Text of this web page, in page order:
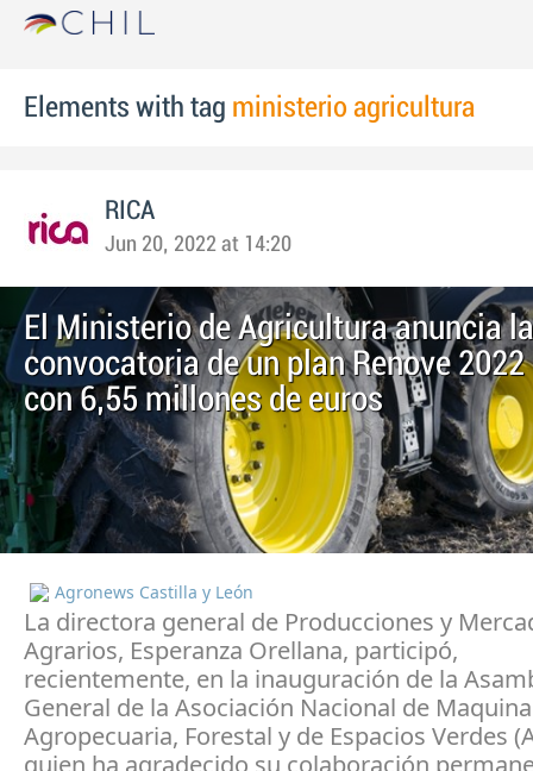
Elements with tag ministerio agricultura
RICA
Jun 20, 2022 at 14:20
El Ministerio de Agricultura anuncia la
convocatoria de un plan Renove
con 6,55 millones de euros
Agronews Castilla y León
La directora general de Producciones y
Agrarios, Esperanza Orellana, participó,
recientemente, en la inauguración de la
General de la Asociación Nacional de
Agropecuaria, Forestal y de Espacios Verdes
quien ha agradecido su colaboración